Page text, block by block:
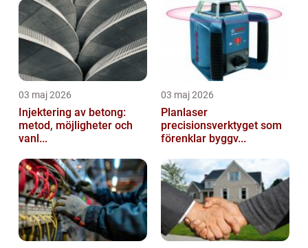
03 maj 2026
Injektering av betong:
metod, möjligheter och
vanl...
03 maj 2026
Planlaser
precisionsverktyget som
förenklar byggv...